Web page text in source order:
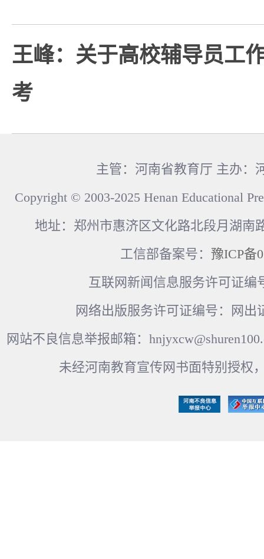
王峰：关于高校辅导员工
考
主管：河南省教育厅 主办：
Copyright © 2003-2025 Henan Educational
地址：郑州市惠济区文化路北段月湖南
工信部备案号： 豫ICP备
互联网新闻信息服务许可证编
网络出版服务许可证编号：网出
网站不良信息举报邮箱：
未经河南教育宣传网书面特别授权